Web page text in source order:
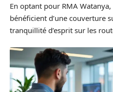
En optant pour RMA
bénéficient d’une couverture
tranquillité d’esprit sur les